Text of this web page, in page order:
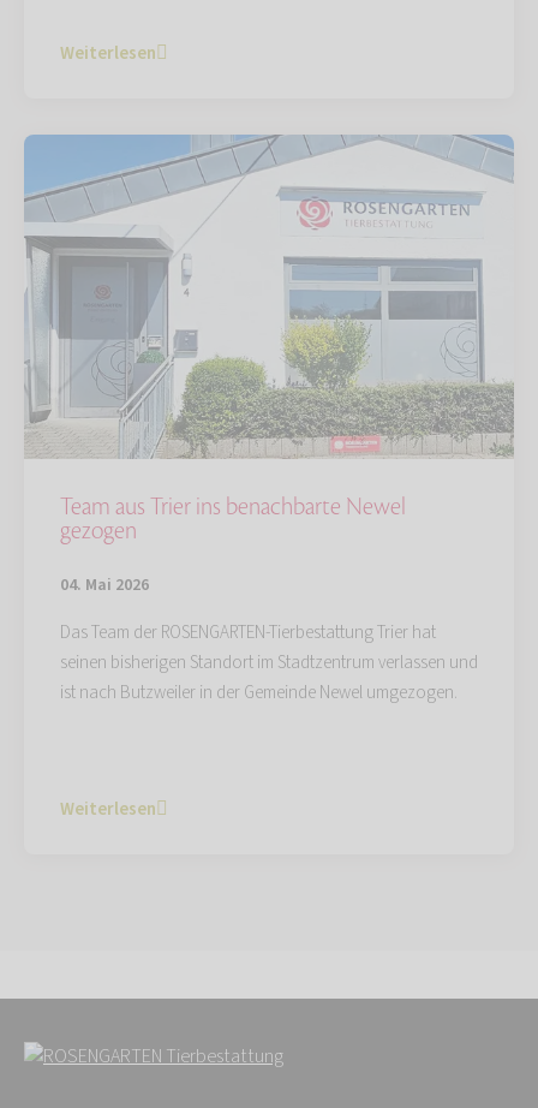
Weiterlesen
Team aus Trier ins benachbarte Newel
gezogen
04. Mai 2026
Das Team der ROSENGARTEN-Tierbestattung Trier hat
seinen bisherigen Standort im Stadtzentrum verlassen und
ist nach Butzweiler in der Gemeinde Newel umgezogen.
Weiterlesen